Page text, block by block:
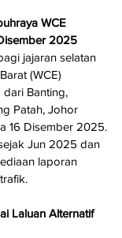
WCE
2025
jajaran selatan
(WCE)
Banting,
Patah, Johor
16 Disember 2025.
Jun 2025 dan
laporan
Laluan Alternatif